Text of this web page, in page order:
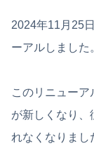
2024年11月25
ーアルしました
このリニュー
が新しくなり、
れなくなりまし